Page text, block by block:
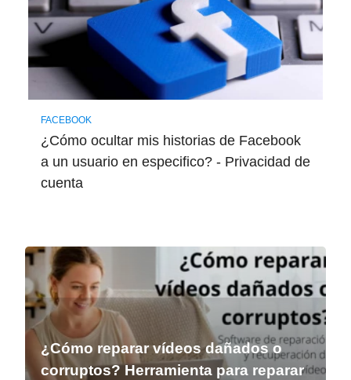
FACEBOOK
¿Cómo ocultar mis historias de Facebook
a un usuario en especifico? - Privacidad de
cuenta
¿Cómo reparar vídeos dañados o
corruptos? Herramienta para reparar